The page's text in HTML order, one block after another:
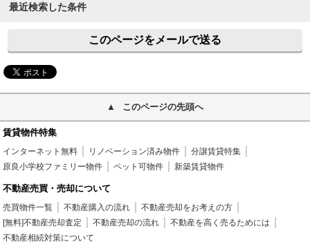
最近検索した条件
このページをメールで送る
このページの先頭へ
賃貸物件特集
インターネット無料 リノベーション済み物件
分譲賃貸特集
原良小学校ファミリー物件
ペット可物件 新築賃貸物件
不動産売買・売却について
売買物件一覧 不動産購入の流れ
不動産売却をお考えの方
[無料]不動産売却査定
不動産売却の流れ
不動産を高く売るためには
不動産相続対策について